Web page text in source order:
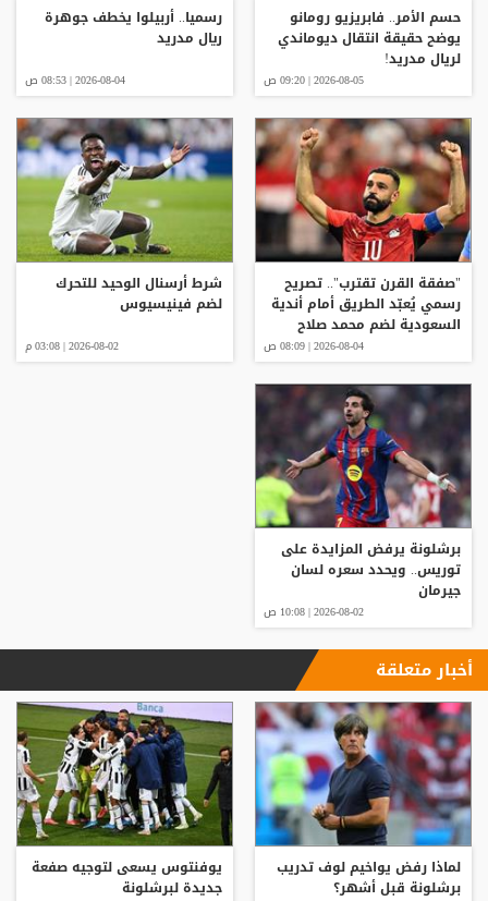
حسم الأمر.. فابريزيو رومانو
يوضح حقيقة انتقال ديوماندي
لريال مدريد!
2026-08-05 | 09:20 ص
رسميا.. أربيلوا يخطف جوهرة
ريال مدريد
2026-08-04 | 08:53 ص
"صفقة القرن تقترب".. تصريح
رسمي يُعبّد الطريق أمام أندية
السعودية لضم محمد صلاح
2026-08-04 | 08:09 ص
شرط أرسنال الوحيد للتحرك
لضم فينيسيوس
2026-08-02 | 03:08 م
برشلونة يرفض المزايدة على
توريس.. ويحدد سعره لسان
جيرمان
2026-08-02 | 10:08 ص
أخبار متعلقة
لماذا رفض يواخيم لوف تدريب
برشلونة قبل أشهر؟
يوفنتوس يسعى لتوجيه صفعة
جديدة لبرشلونة